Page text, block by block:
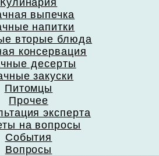
Кулинария
выпечка
напитки
вторые блюда
консервация
десерты
закуски
Питомцы
Прочее
эксперта
на вопросы
События
Вопросы